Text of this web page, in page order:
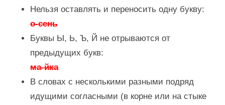
Нельзя оставлять и переносить одну букву:
о-сень
Буквы Ы, Ь, Ъ, Й не отрываются от
предыдущих букв:
ма-йка
В словах с несколькими разными подряд
идущими согласными (в корне или на стыке